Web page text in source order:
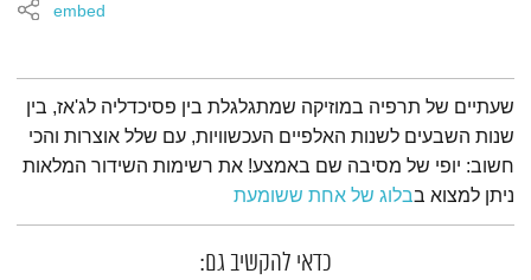
embed
תמצית הפודקאסט
שעתיים של תרפיה במוזיקה שמתגלגלת בין פסיכדליה לג'אז, בין
שנות השבעים לשנות האלפיים העכשוויות, עם שלל אוצרות והכי
חשוב: יופי של מסיבה שם באמצע! את רשימות השידור המלאות
ניתן למצוא בבלוג של אחת ששומעת
כדאי להקשיב גם: